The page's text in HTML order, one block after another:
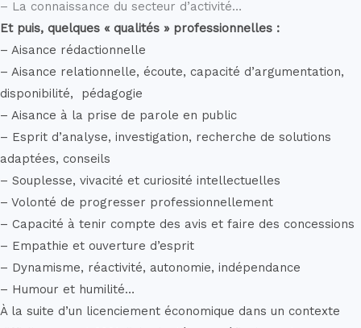
– La connaissance du secteur d’activité…
Et puis, quelques « qualités » professionnelles :
– Aisance rédactionnelle
– Aisance relationnelle, écoute, capacité d’argumentation,
disponibilité, pédagogie
– Aisance à la prise de parole en public
– Esprit d’analyse, investigation, recherche de solutions
adaptées, conseils
– Souplesse, vivacité et curiosité intellectuelles
– Volonté de progresser professionnellement
– Capacité à tenir compte des avis et faire des concessions
– Empathie et ouverture d’esprit
– Dynamisme, réactivité, autonomie, indépendance
– Humour et humilité…
À la suite d’un licenciement économique dans un contexte